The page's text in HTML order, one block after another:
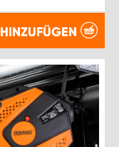
HINZUFÜGEN